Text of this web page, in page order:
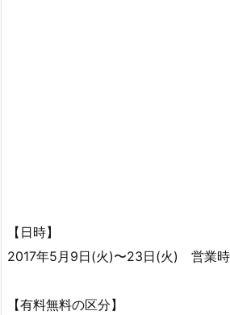
【日時】
2017年5月9日(火)〜23日(火) 営業
【有料無料の区分】